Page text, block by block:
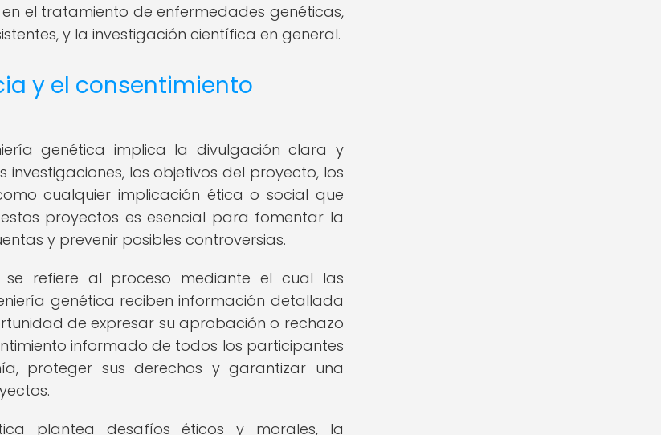
el tratamiento de enfermedades genéticas,
y la investigación científica en general.
y el consentimiento
genética implica la divulgación clara y
los objetivos del proyecto, los
cualquier implicación ética o social que
proyectos es esencial para fomentar la
y prevenir posibles controversias.
refiere al proceso mediante el cual las
genética reciben información detallada
de expresar su aprobación o rechazo
informado de todos los participantes
proteger sus derechos y garantizar una
plantea desafíos éticos y morales, la